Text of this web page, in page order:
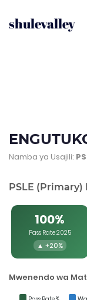
shulevalley
Namba ya Usajili:
PSLE (Primary)
100%
Pass Rate 2025
▲ +20%
Mwenendo wa